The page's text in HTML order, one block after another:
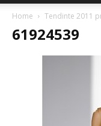
Home Tendinte 2011
61924539